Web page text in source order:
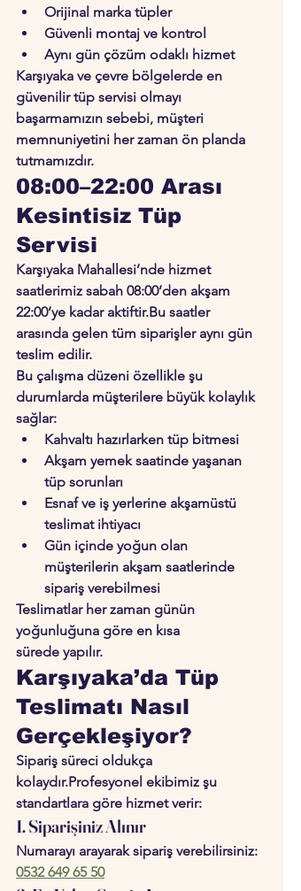
Orijinal marka tüpler
Güvenli montaj ve kontrol
Aynı gün çözüm odaklı hizmet
Karşıyaka ve çevre bölgelerde en
güvenilir tüp servisi olmayı
başarmamızın sebebi, müşteri
memnuniyetini her zaman ön planda
tutmamızdır.
08:00–22:00 Arası
Kesintisiz Tüp
Servisi
Karşıyaka Mahallesi’nde hizmet
saatlerimiz sabah 08:00’den akşam
22:00’ye kadar aktiftir.Bu saatler
arasında gelen tüm siparişler aynı gün
teslim edilir.
Bu çalışma düzeni özellikle şu
durumlarda müşterilere büyük kolaylık
sağlar:
Kahvaltı hazırlarken tüp bitmesi
Akşam yemek saatinde yaşanan
tüp sorunları
Esnaf ve iş yerlerine akşamüstü
teslimat ihtiyacı
Gün içinde yoğun olan
müşterilerin akşam saatlerinde
sipariş verebilmesi
Teslimatlar her zaman günün
yoğunluğuna göre en kısa
sürede yapılır.
Karşıyaka’da Tüp
Teslimatı Nasıl
Gerçekleşiyor?
Sipariş süreci oldukça
kolaydır.Profesyonel ekibimiz şu
standartlara göre hizmet verir:
1. Siparişiniz Alınır
Numarayı arayarak sipariş verebilirsiniz:
0532 649 65 50